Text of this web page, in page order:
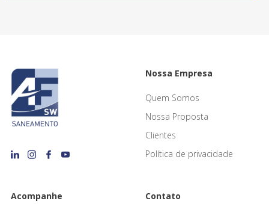
Nossa Empresa
Quem Somos
Nossa Proposta
Clientes
Política de privacidade
Acompanhe Contato